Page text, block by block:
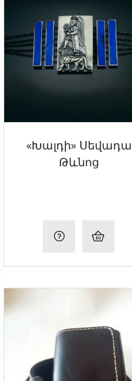
«Խալդի» Սեվադա
Թևնոց